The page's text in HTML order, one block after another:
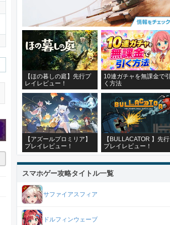
【ほの暮しの庭】先行プ
レイレビュー！
10連ガチャを無課金で引
く方法
【アズールプロミリア】
プレイレビュー！
【BULLACATOR 】先行
プレイレビュー！
スマホゲー攻略タイトル一覧
サファイアスフィア
ドルフィンウェーブ